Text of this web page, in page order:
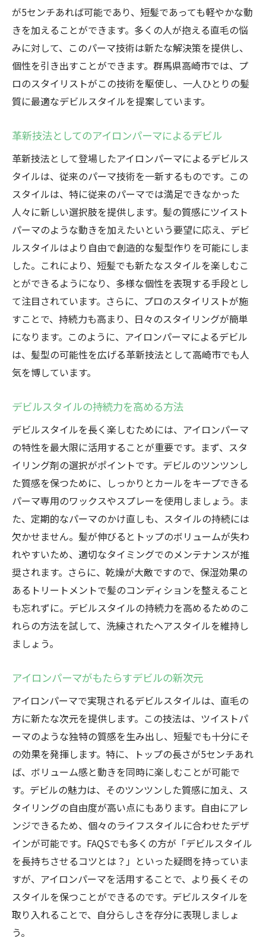
が5センチあれば可能であり、短髪であっても軽やかな動
きを加えることができます。多くの人が抱える直毛の悩
みに対して、このパーマ技術は新たな解決策を提供し、
個性を引き出すことができます。群馬県高崎市では、プ
ロのスタイリストがこの技術を駆使し、一人ひとりの髪
質に最適なデビルスタイルを提案しています。
革新技法としてのアイロンパーマによるデビル
革新技法として登場したアイロンパーマによるデビルス
タイルは、従来のパーマ技術を一新するものです。この
スタイルは、特に従来のパーマでは満足できなかった
人々に新しい選択肢を提供します。髪の質感にツイスト
パーマのような動きを加えたいという要望に応え、デビ
ルスタイルはより自由で創造的な髪型作りを可能にしま
した。これにより、短髪でも新たなスタイルを楽しむこ
とができるようになり、多様な個性を表現する手段とし
て注目されています。さらに、プロのスタイリストが施
すことで、持続力も高まり、日々のスタイリングが簡単
になります。このように、アイロンパーマによるデビル
は、髪型の可能性を広げる革新技法として高崎市でも人
気を博しています。
デビルスタイルの持続力を高める方法
デビルスタイルを長く楽しむためには、アイロンパーマ
の特性を最大限に活用することが重要です。まず、スタ
イリング剤の選択がポイントです。デビルのツンツンし
た質感を保つために、しっかりとカールをキープできる
パーマ専用のワックスやスプレーを使用しましょう。ま
た、定期的なパーマのかけ直しも、スタイルの持続には
欠かせません。髪が伸びるとトップのボリュームが失わ
れやすいため、適切なタイミングでのメンテナンスが推
奨されます。さらに、乾燥が大敵ですので、保湿効果の
あるトリートメントで髪のコンディションを整えること
も忘れずに。デビルスタイルの持続力を高めるためのこ
れらの方法を試して、洗練されたヘアスタイルを維持し
ましょう。
アイロンパーマがもたらすデビルの新次元
アイロンパーマで実現されるデビルスタイルは、直毛の
方に新たな次元を提供します。この技法は、ツイストパ
ーマのような独特の質感を生み出し、短髪でも十分にそ
の効果を発揮します。特に、トップの長さが5センチあれ
ば、ボリューム感と動きを同時に楽しむことが可能で
す。デビルの魅力は、そのツンツンした質感に加え、ス
タイリングの自由度が高い点にもあります。自由にアレ
ンジできるため、個々のライフスタイルに合わせたデザ
インが可能です。FAQSでも多くの方が「デビルスタイル
を長持ちさせるコツとは？」といった疑問を持っていま
すが、アイロンパーマを活用することで、より長くその
スタイルを保つことができるのです。デビルスタイルを
取り入れることで、自分らしさを存分に表現しましょ
う。